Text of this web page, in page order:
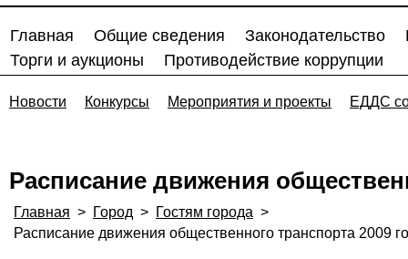
Главная Общие сведения Законодательство
Торги и аукционы
Противодействие коррупции
Новости Конкурсы Мероприятия и проекты ЕДДС
Расписание движения
Главная > Город > Гостям города >
Расписание движения общественного транспорта 2009